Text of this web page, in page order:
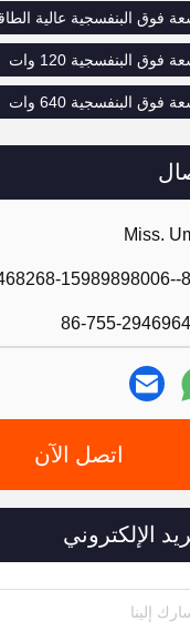
Miss.
86--
86-755-
اتصل الآن
الإلكتروني